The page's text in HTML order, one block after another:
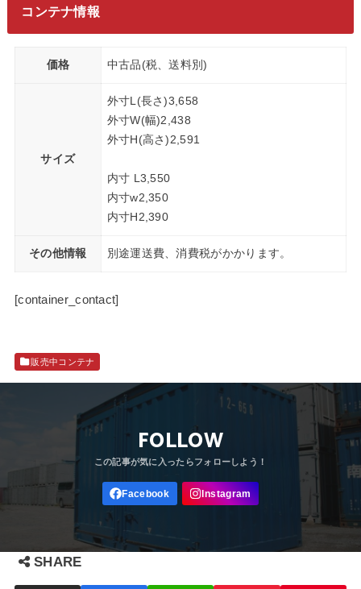
コンテナ情報
価格 中古品(税、送料別)
サイズ
外寸L(長さ)3,658
外寸W(幅)2,438
外寸H(高さ)2,591
内寸 L3,550
内寸w2,350
内寸H2,390
その他情報 別途運送費、消費税がかかります。
[container_contact]
販売中コンテナ
FOLLOW
SHARE